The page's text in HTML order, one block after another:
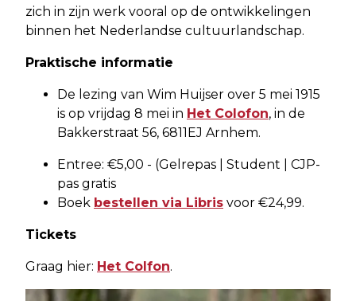
zich in zijn werk vooral op de ontwikkelingen
binnen het Nederlandse cultuurlandschap.
Praktische informatie
De lezing van Wim Huijser over 5 mei 1915
is op vrijdag 8 mei in Het Colofon, in de
Bakkerstraat 56, 6811EJ Arnhem.
Entree: €5,00 - (Gelrepas | Student | CJP-
pas gratis
Boek bestellen via Libris voor €24,99.
Tickets
Graag hier: Het Colfon.